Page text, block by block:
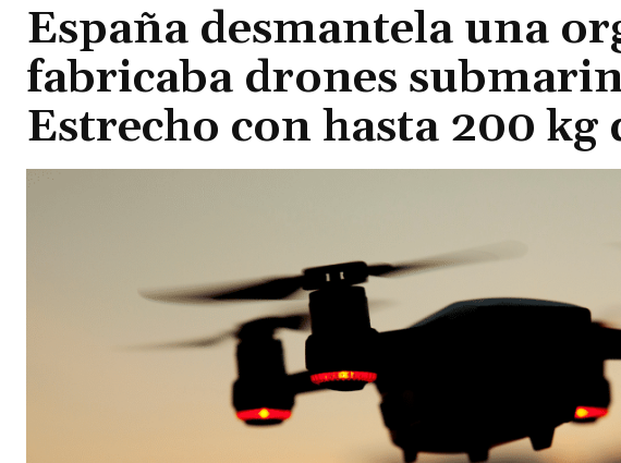
España desmantela una
fabricaba drones
Estrecho con hasta 200 kg